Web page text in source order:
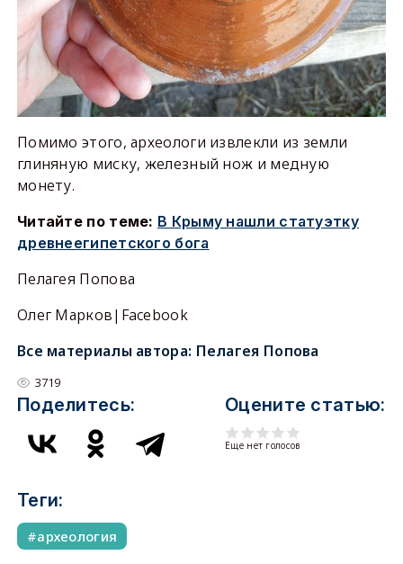
Помимо этого, археологи извлекли из земли
глиняную миску, железный нож и медную
монету.
Читайте по теме: В Крыму нашли статуэтку
древнеегипетского бога
Пелагея Попова
Олег Марков|Facebook
Все материалы автора: Пелагея Попова
3719
Поделитесь: Оцените статью:
Еще нет голосов
Теги:
археология